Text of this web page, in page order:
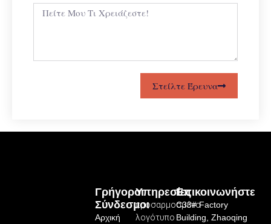
Στείλτε Έρευνα
Υπηρεσίες
προσαρμοσμένο
λογότυπο
Γρήγοροι
Σύνδεσμοι
Αρχική
Επικοινωνήστε
C33# Factory
Building, Zhaoqing